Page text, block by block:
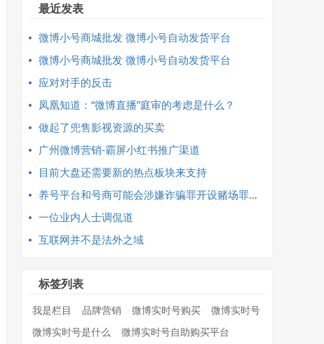
最近发表
微博小号商城批发 微博小号自动发货平台
微博小号商城批发 微博小号自动发货平台
应对对手的反击
凤凰知道：“微博直播”庭审的考虑是什么？
做起了兜售影视资源的买卖
广州微博营销-霸屏小红书推广渠道
目前大盘还需要新的热点板块来支持
养号平台和号商可能会涉嫌诈骗罪开设赌场罪等不同的罪名
一位业内人士调侃道
互联网并不是法外之域
标签列表
我是栏目 品牌营销 微博实时号购买
微博实时号
微博实时号是什么
微博实时号自助购买平台